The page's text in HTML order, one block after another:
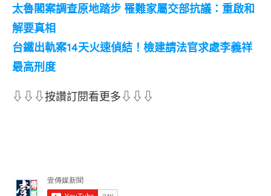
太魯閣案調查原地踏步 罹難家屬交部抗議：重啟和
解要真相
台鐵出軌案14天火速偵結！檢建請法官求處李義祥
最高刑度
⇩⇩⇩按讚訂閱看更多⇩⇩⇩